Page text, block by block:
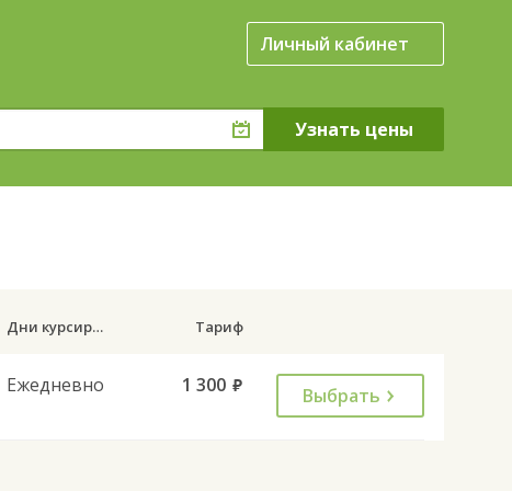
Личный кабинет
Дни курсирования Тариф
Ежедневно 1 300 руб. Выбрать